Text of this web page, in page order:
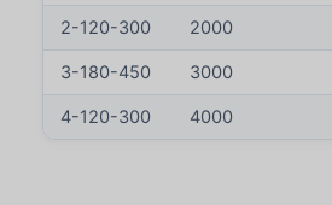
2-120-300 2000
3-180-450 3000
4-120-300 4000